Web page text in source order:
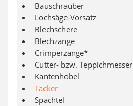
Bauschrauber
Lochsäge-Vorsatz
Blechschere
Blechzange
Crimperzange*
Cutter- bzw. Teppichmesser
Kantenhobel
Tacker
Spachtel